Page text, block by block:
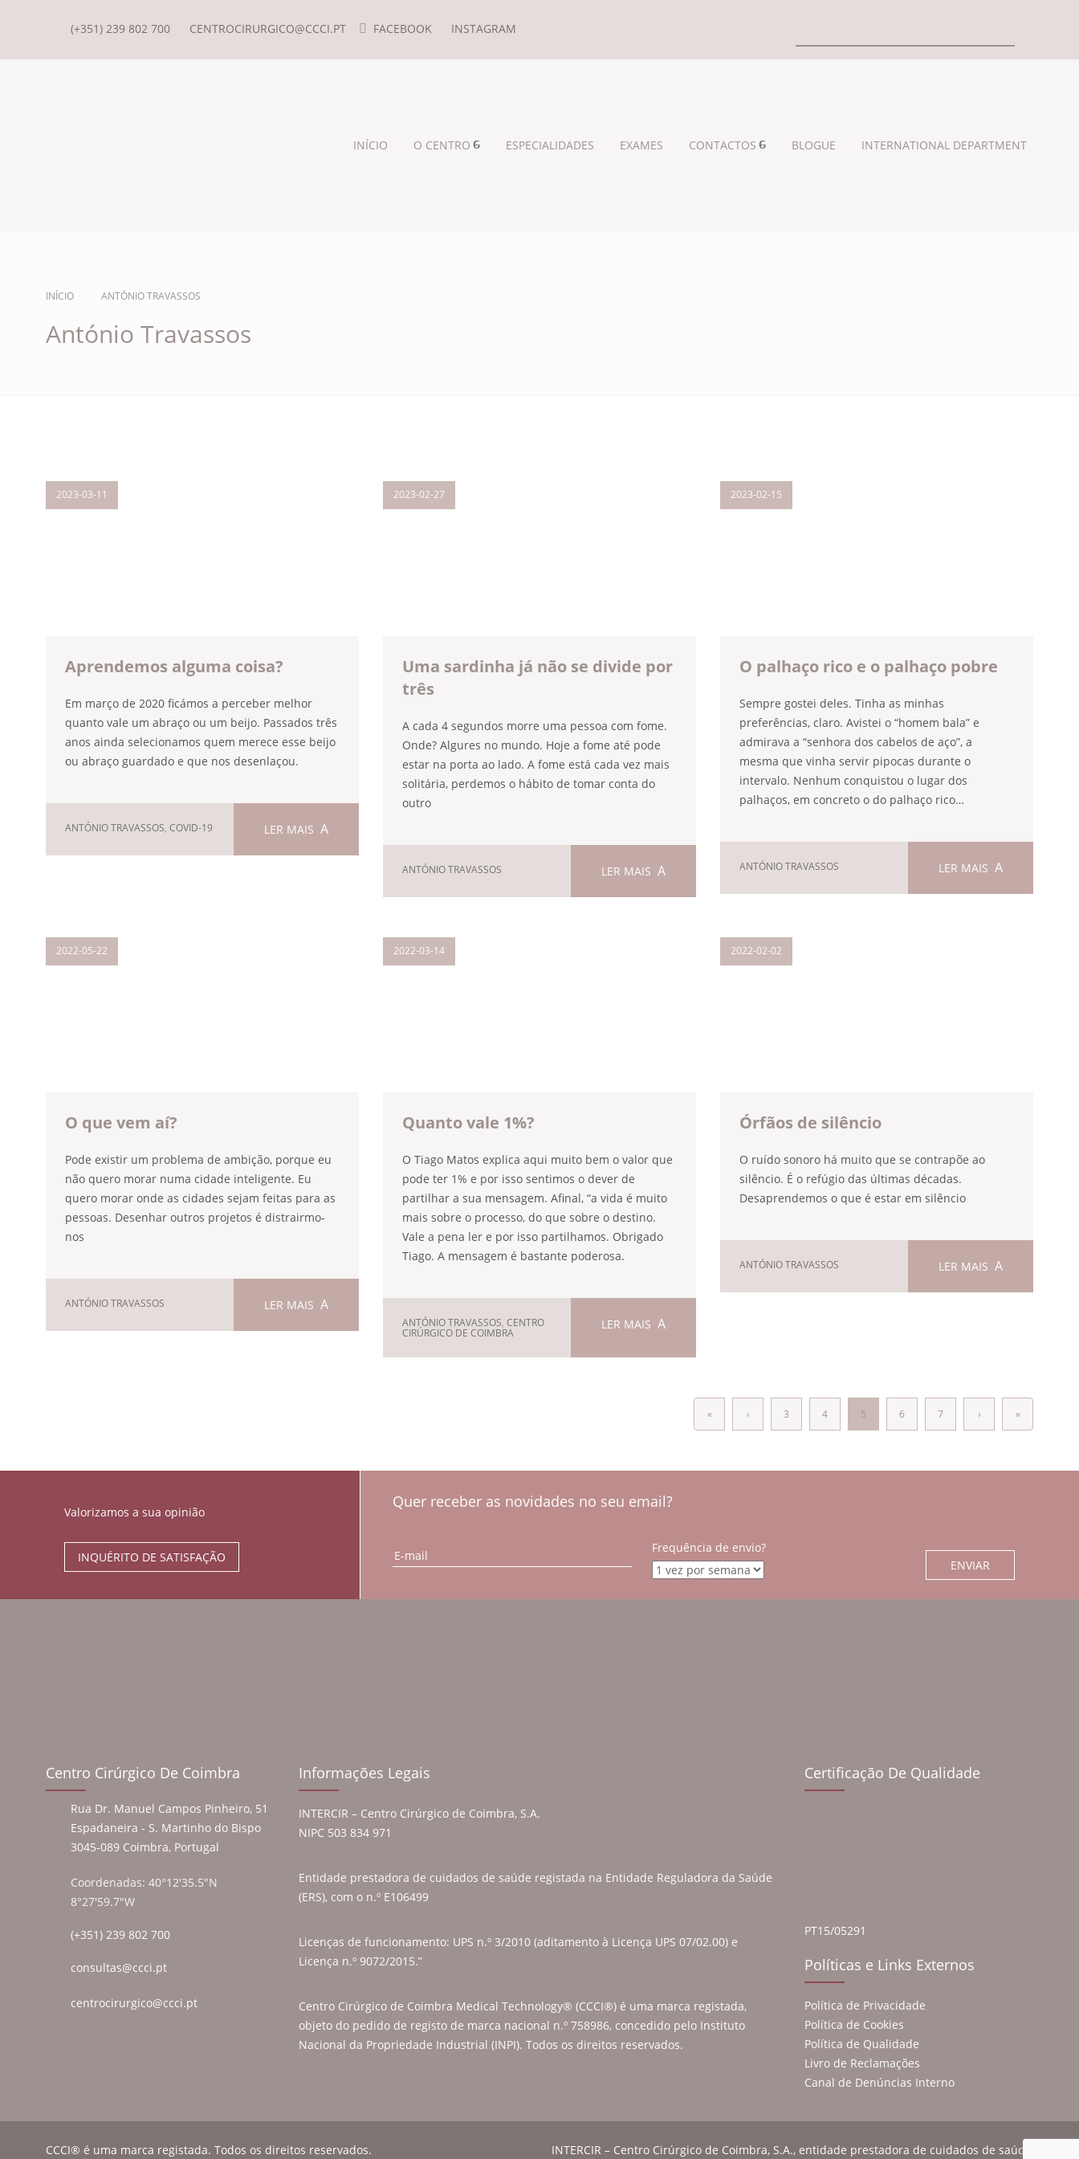
(+351) 239 802 700 CENTROCIRURGICO@CCCI.PT FACEBOOK INSTAGRAM
INÍCIO O CENTRO ESPECIALIDADES EXAMES CONTACTOS BLOGUE INTERNATIONAL DEPARTMENT
INÍCIO ANTÓNIO TRAVASSOS
António Travassos
2023-03-11
Aprendemos alguma coisa?
Em março de 2020 ficámos a perceber melhor
quanto vale um abraço ou um beijo. Passados três
anos ainda selecionamos quem merece esse beijo
ou abraço guardado e que nos desenlaçou.
ANTÓNIO TRAVASSOS, COVID-19 LER MAIS
2023-02-27
Uma sardinha já não se divide por
três
A cada 4 segundos morre uma pessoa com fome.
Onde? Algures no mundo. Hoje a fome até pode
estar na porta ao lado. A fome está cada vez mais
solitária, perdemos o hábito de tomar conta do
outro
ANTÓNIO TRAVASSOS LER MAIS
2023-02-15
O palhaço rico e o palhaço pobre
Sempre gostei deles. Tinha as minhas
preferências, claro. Avistei o “homem bala” e
admirava a “senhora dos cabelos de aço”, a
mesma que vinha servir pipocas durante o
intervalo. Nenhum conquistou o lugar dos
palhaços, em concreto o do palhaço rico…
ANTÓNIO TRAVASSOS LER MAIS
2022-05-22
O que vem aí?
Pode existir um problema de ambição, porque eu
não quero morar numa cidade inteligente. Eu
quero morar onde as cidades sejam feitas para as
pessoas. Desenhar outros projetos é distrairmo-
nos
ANTÓNIO TRAVASSOS LER MAIS
2022-03-14
Quanto vale 1%?
O Tiago Matos explica aqui muito bem o valor que
pode ter 1% e por isso sentimos o dever de
partilhar a sua mensagem. Afinal, “a vida é muito
mais sobre o processo, do que sobre o destino.
Vale a pena ler e por isso partilhamos. Obrigado
Tiago. A mensagem é bastante poderosa.
ANTÓNIO TRAVASSOS, CENTRO
CIRÚRGICO DE COIMBRA
LER MAIS
2022-02-02
Órfãos de silêncio
O ruído sonoro há muito que se contrapõe ao
silêncio. É o refúgio das últimas décadas.
Desaprendemos o que é estar em silêncio
ANTÓNIO TRAVASSOS LER MAIS
« ‹ 3 4 5 6 7 › »
Valorizamos a sua opinião
INQUÉRITO DE SATISFAÇÃO
Quer receber as novidades no seu email?
Frequência de envio?
Centro Cirúrgico De Coimbra
Rua Dr. Manuel Campos Pinheiro, 51
Espadaneira - S. Martinho do Bispo
3045-089 Coimbra, Portugal
Coordenadas: 40°12'35.5"N
8°27'59.7"W
(+351) 239 802 700
consultas@ccci.pt
centrocirurgico@ccci.pt
Informações Legais
INTERCIR – Centro Cirúrgico de Coimbra, S.A.
NIPC 503 834 971
Entidade prestadora de cuidados de saúde registada na Entidade Reguladora da Saúde
(ERS), com o n.º E106499
Licenças de funcionamento: UPS n.º 3/2010 (aditamento à Licença UPS 07/02.00) e
Licença n.º 9072/2015.”
Centro Cirúrgico de Coimbra Medical Technology® (CCCI®) é uma marca registada,
objeto do pedido de registo de marca nacional n.º 758986, concedido pelo Instituto
Nacional da Propriedade Industrial (INPI). Todos os direitos reservados.
Certificação De Qualidade
PT15/05291
Políticas e Links Externos
Política de Privacidade
Política de Cookies
Política de Qualidade
Livro de Reclamações
Canal de Denúncias Interno
CCCI® é uma marca registada. Todos os direitos reservados. INTERCIR – Centro Cirúrgico de Coimbra, S.A., entidade prestadora de cuidados de saúde